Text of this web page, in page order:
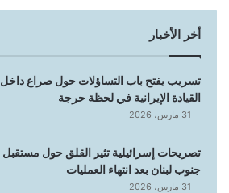
أخر الأخبار
تسريب يفتح باب التساؤلات حول صراع داخل
القيادة الإيرانية في لحظة حرجة
31 مارس، 2026
تصريحات إسرائيلية تثير القلق حول مستقبل
جنوب لبنان بعد انتهاء العمليات
31 مارس، 2026